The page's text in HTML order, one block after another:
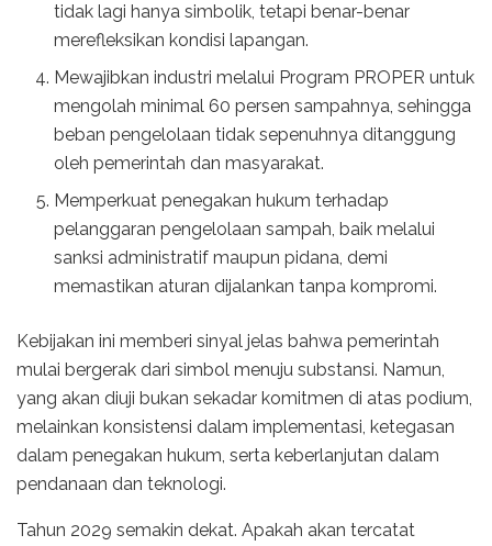
tidak lagi hanya simbolik, tetapi benar-benar
merefleksikan kondisi lapangan.
Mewajibkan industri melalui Program PROPER untuk
mengolah minimal 60 persen sampahnya, sehingga
beban pengelolaan tidak sepenuhnya ditanggung
oleh pemerintah dan masyarakat.
Memperkuat penegakan hukum terhadap
pelanggaran pengelolaan sampah, baik melalui
sanksi administratif maupun pidana, demi
memastikan aturan dijalankan tanpa kompromi.
Kebijakan ini memberi sinyal jelas bahwa pemerintah
mulai bergerak dari simbol menuju substansi. Namun,
yang akan diuji bukan sekadar komitmen di atas podium,
melainkan konsistensi dalam implementasi, ketegasan
dalam penegakan hukum, serta keberlanjutan dalam
pendanaan dan teknologi.
Tahun 2029 semakin dekat. Apakah akan tercatat